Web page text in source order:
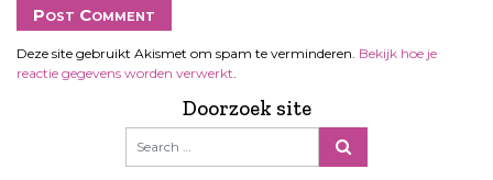
Deze site gebruikt Akismet om spam te verminderen. Bekijk hoe je
reactie gegevens worden verwerkt
Doorzoek site